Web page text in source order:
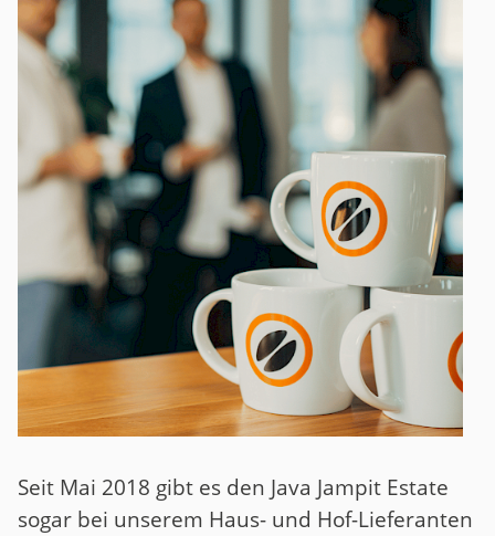
Seit Mai 2018 gibt es den Java Jampit Estate
sogar bei unserem Haus- und Hof-Lieferanten